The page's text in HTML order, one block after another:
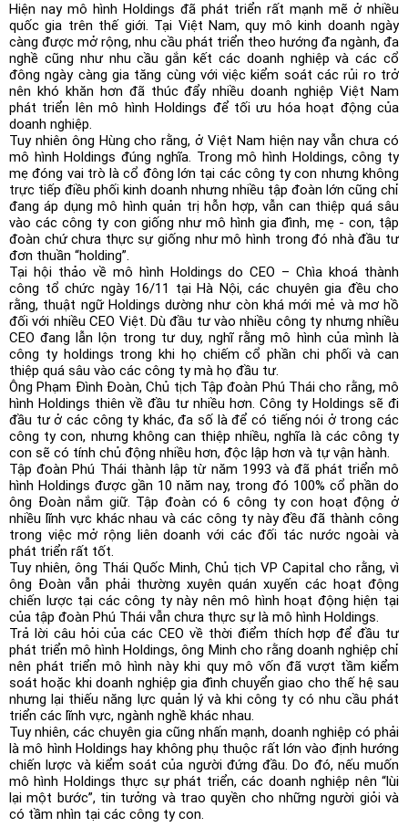
Hiện nay mô hình Holdings đã phát triển rất mạnh mẽ ở nhiều
quốc gia trên thế giới. Tại Việt Nam, quy mô kinh doanh ngày
càng được mở rộng, nhu cầu phát triển theo hướng đa ngành, đa
nghề cũng như nhu cầu gắn kết các doanh nghiệp và các cổ
đông ngày càng gia tăng cùng với việc kiểm soát các rủi ro trở
nên khó khăn hơn đã thúc đẩy nhiều doanh nghiệp Việt Nam
phát triển lên mô hình Holdings để tối ưu hóa hoạt động của
doanh nghiệp.
Tuy nhiên ông Hùng cho rằng, ở Việt Nam hiện nay vẫn chưa có
mô hình Holdings đúng nghĩa. Trong mô hình Holdings, công ty
mẹ đóng vai trò là cổ đông lớn tại các công ty con nhưng không
trực tiếp điều phối kinh doanh nhưng nhiều tập đoàn lớn cũng chỉ
đang áp dụng mô hình quản trị hỗn hợp, vẫn can thiệp quá sâu
vào các công ty con giống như mô hình gia đình, mẹ - con, tập
đoàn chứ chưa thực sự giống như mô hình trong đó nhà đầu tư
đơn thuần “holding”.
Tại hội thảo về mô hình Holdings do CEO – Chìa khoá thành
công tổ chức ngày 16/11 tại Hà Nội, các chuyên gia đều cho
rằng, thuật ngữ Holdings dường như còn khá mới mẻ và mơ hồ
đối với nhiều CEO Việt. Dù đầu tư vào nhiều công ty nhưng nhiều
CEO đang lẫn lộn trong tư duy, nghĩ rằng mô hình của mình là
công ty holdings trong khi họ chiếm cổ phần chi phối và can
thiệp quá sâu vào các công ty mà họ đầu tư.
Ông Phạm Đình Đoàn, Chủ tịch Tập đoàn Phú Thái cho rằng, mô
hình Holdings thiên về đầu tư nhiều hơn. Công ty Holdings sẽ đi
đầu tư ở các công ty khác, đa số là để có tiếng nói ở trong các
công ty con, nhưng không can thiệp nhiều, nghĩa là các công ty
con sẽ có tính chủ động nhiều hơn, độc lập hơn và tự vận hành.
Tập đoàn Phú Thái thành lập từ năm 1993 và đã phát triển mô
hình Holdings được gần 10 năm nay, trong đó 100% cổ phần do
ông Đoàn nắm giữ. Tập đoàn có 6 công ty con hoạt động ở
nhiều lĩnh vực khác nhau và các công ty này đều đã thành công
trong việc mở rộng liên doanh với các đối tác nước ngoài và
phát triển rất tốt.
Tuy nhiên, ông Thái Quốc Minh, Chủ tịch VP Capital cho rằng, vì
ông Đoàn vẫn phải thường xuyên quán xuyến các hoạt động
chiến lược tại các công ty này nên mô hình hoạt động hiện tại
của tập đoàn Phú Thái vẫn chưa thực sự là mô hình Holdings.
Trả lời câu hỏi của các CEO về thời điểm thích hợp để đầu tư
phát triển mô hình Holdings, ông Minh cho rằng doanh nghiệp chỉ
nên phát triển mô hình này khi quy mô vốn đã vượt tầm kiểm
soát hoặc khi doanh nghiệp gia đình chuyển giao cho thế hệ sau
nhưng lại thiếu năng lực quản lý và khi công ty có nhu cầu phát
triển các lĩnh vực, ngành nghề khác nhau.
Tuy nhiên, các chuyên gia cũng nhấn mạnh, doanh nghiệp có phải
là mô hình Holdings hay không phụ thuộc rất lớn vào định hướng
chiến lược và kiểm soát của người đứng đầu. Do đó, nếu muốn
mô hình Holdings thực sự phát triển, các doanh nghiệp nên “lùi
lại một bước”, tin tưởng và trao quyền cho những người giỏi và
có tầm nhìn tại các công ty con.